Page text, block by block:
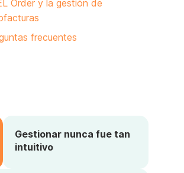
Order y la gestión de
frecuentes
Gestionar nunca fue tan
intuitivo